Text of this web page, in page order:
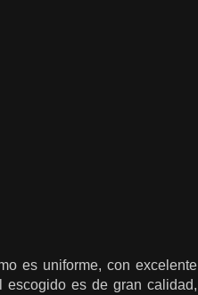
es uniforme, con excelente
escogido es de gran calidad,